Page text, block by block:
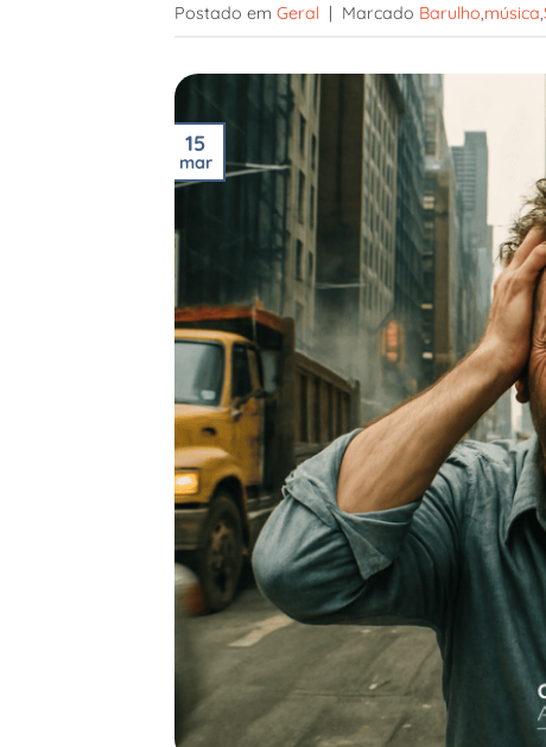
Postado em Geral | Marcado Barulho,música,
15
mar